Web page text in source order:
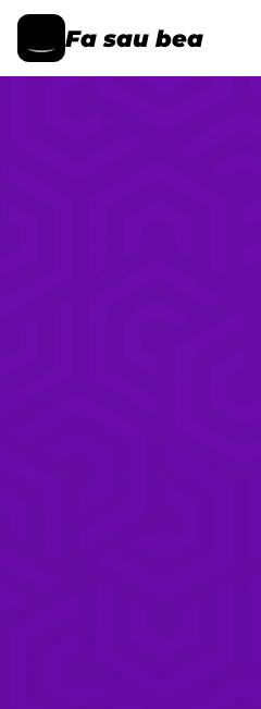
Fa sau bea